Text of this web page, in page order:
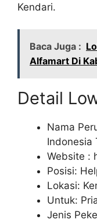
Kendari.
Baca Juga :
Alfamart Di
Detail
Nama
Indonesia
Website :
Posisi:
Lokasi:
Untuk:
Jenis